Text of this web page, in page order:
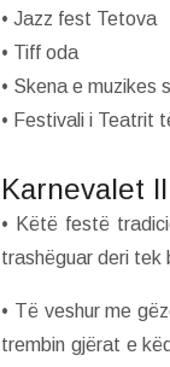
• Jazz fest Tetova
• Tiff oda
• Skena e muzikes
• Festivali i Teatrit
Karnevalet
• Këtë festë
trashëguar deri tek
• Të veshur me
trembin gjërat e